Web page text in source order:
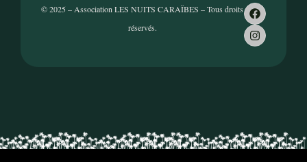
© 2025 – Association LES NUITS CARAÏBES – Tous droits
réservés.